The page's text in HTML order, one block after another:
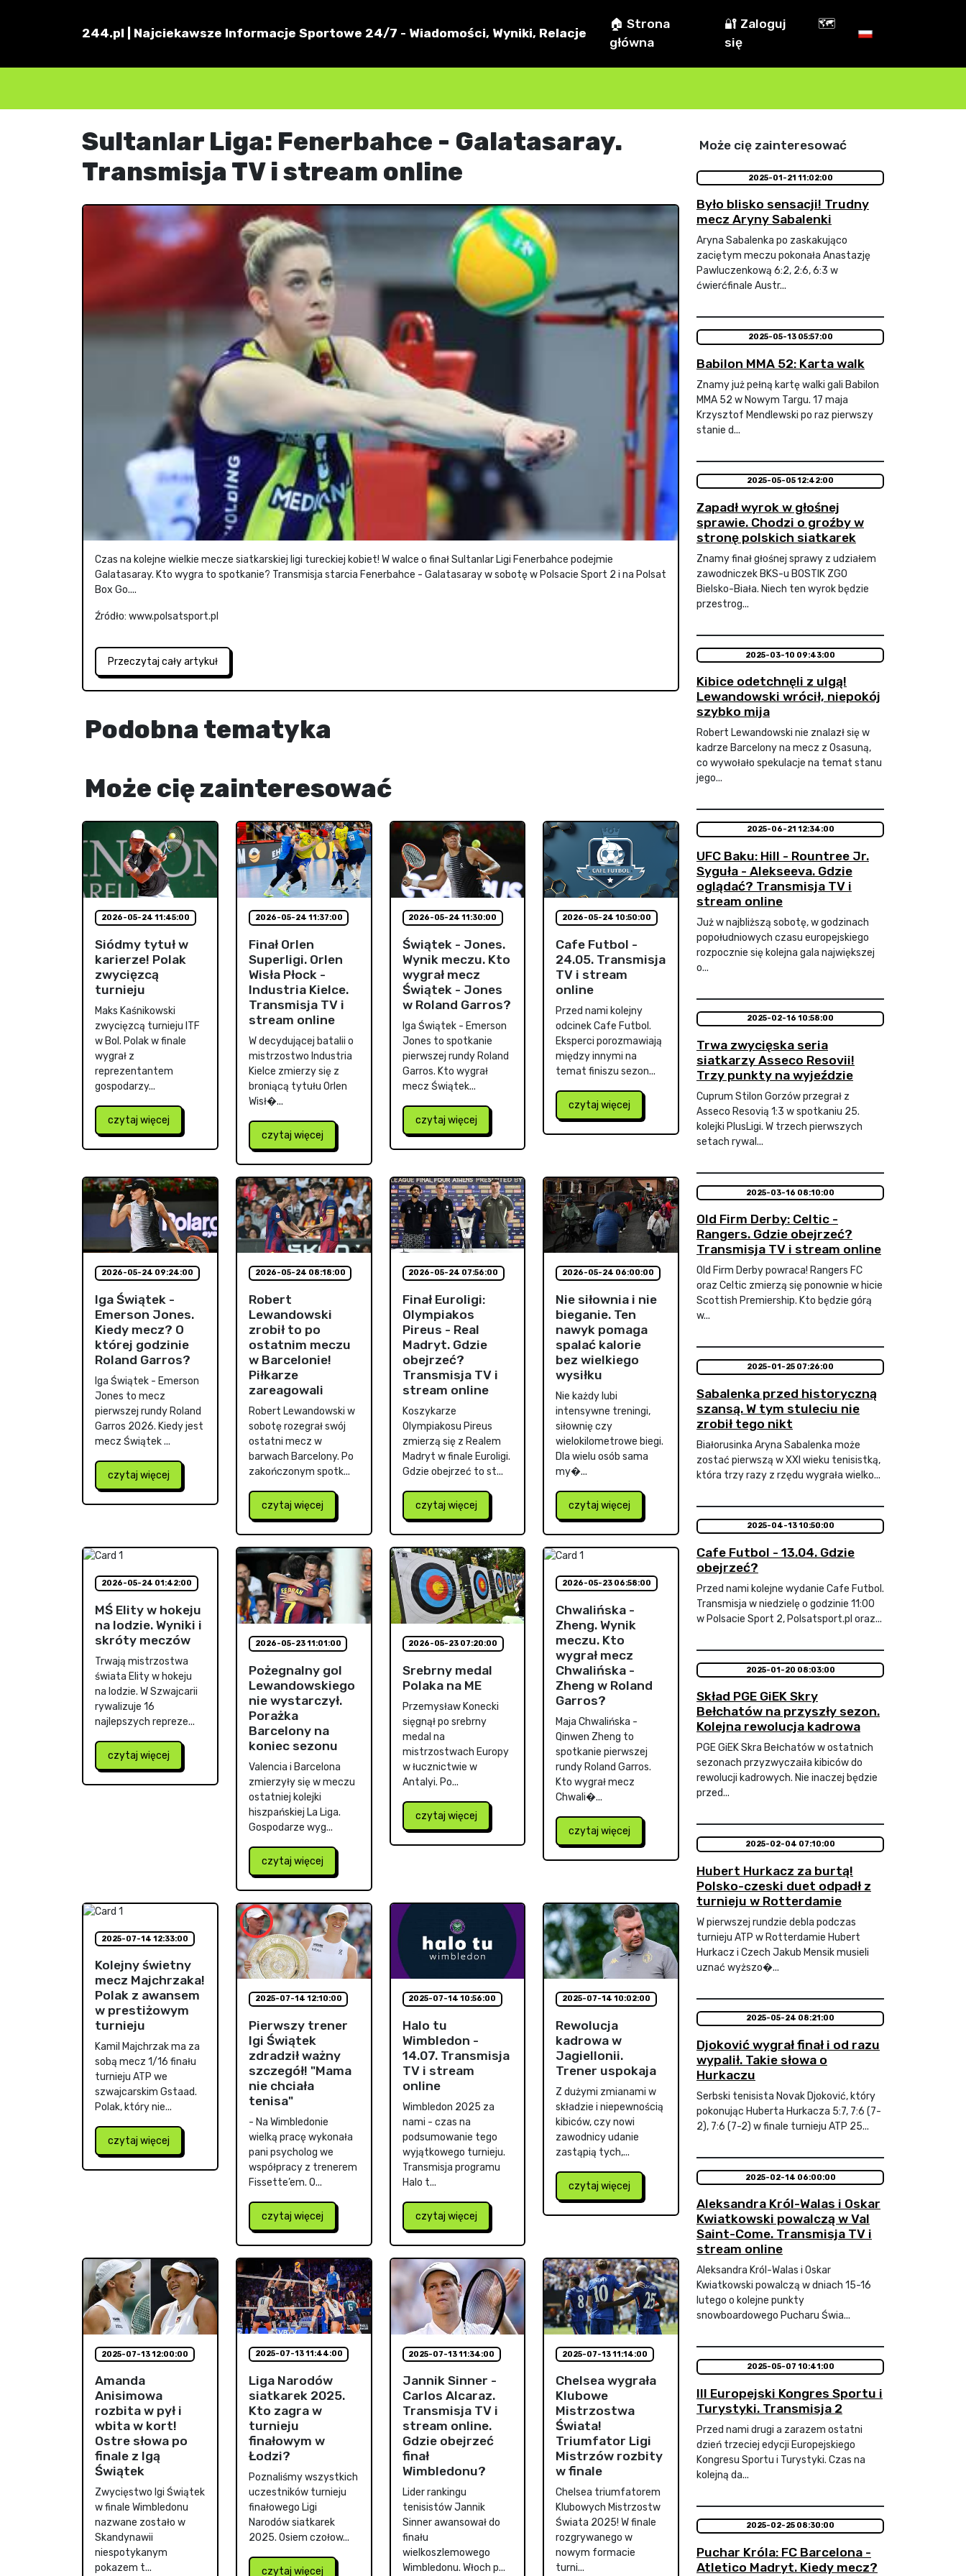
244.pl | Najciekawsze Informacje Sportowe 24/7 - Wiadomości, Wyniki, Relacje
🏠 Strona
główna
🔐 Zaloguj
się
🗺️
Sultanlar Liga: Fenerbahce - Galatasaray.
Transmisja TV i stream online
Czas na kolejne wielkie mecze siatkarskiej ligi tureckiej kobiet! W walce o finał Sultanlar Ligi Fenerbahce podejmie
Galatasaray. Kto wygra to spotkanie? Transmisja starcia Fenerbahce - Galatasaray w sobotę w Polsacie Sport 2 i na Polsat
Box Go....
Źródło: www.polsatsport.pl
Przeczytaj cały artykuł
Podobna tematyka
Może cię zainteresować
2026-05-24 11:45:00
Siódmy tytuł w
karierze! Polak
zwycięzcą
turnieju
Maks Kaśnikowski
zwycięzcą turnieju ITF
w Bol. Polak w finale
wygrał z
reprezentantem
gospodarzy...
czytaj więcej
2026-05-24 11:37:00
Finał Orlen
Superligi. Orlen
Wisła Płock -
Industria Kielce.
Transmisja TV i
stream online
W decydującej batalii o
mistrzostwo Industria
Kielce zmierzy się z
broniącą tytułu Orlen
Wisł�...
czytaj więcej
2026-05-24 11:30:00
Świątek - Jones.
Wynik meczu. Kto
wygrał mecz
Świątek - Jones
w Roland Garros?
Iga Świątek - Emerson
Jones to spotkanie
pierwszej rundy Roland
Garros. Kto wygrał
mecz Świątek...
czytaj więcej
2026-05-24 10:50:00
Cafe Futbol -
24.05. Transmisja
TV i stream
online
Przed nami kolejny
odcinek Cafe Futbol.
Eksperci porozmawiają
między innymi na
temat finiszu sezon...
czytaj więcej
2026-05-24 09:24:00
Iga Świątek -
Emerson Jones.
Kiedy mecz? O
której godzinie
Roland Garros?
Iga Świątek - Emerson
Jones to mecz
pierwszej rundy Roland
Garros 2026. Kiedy jest
mecz Świątek ...
czytaj więcej
2026-05-24 08:18:00
Robert
Lewandowski
zrobił to po
ostatnim meczu
w Barcelonie!
Piłkarze
zareagowali
Robert Lewandowski w
sobotę rozegrał swój
ostatni mecz w
barwach Barcelony. Po
zakończonym spotk...
czytaj więcej
2026-05-24 07:56:00
Finał Euroligi:
Olympiakos
Pireus - Real
Madryt. Gdzie
obejrzeć?
Transmisja TV i
stream online
Koszykarze
Olympiakosu Pireus
zmierzą się z Realem
Madryt w finale Euroligi.
Gdzie obejrzeć to st...
czytaj więcej
2026-05-24 06:00:00
Nie siłownia i nie
bieganie. Ten
nawyk pomaga
spalać kalorie
bez wielkiego
wysiłku
Nie każdy lubi
intensywne treningi,
siłownię czy
wielokilometrowe biegi.
Dla wielu osób sama
my�...
czytaj więcej
2026-05-24 01:42:00
MŚ Elity w hokeju
na lodzie. Wyniki i
skróty meczów
Trwają mistrzostwa
świata Elity w hokeju
na lodzie. W Szwajcarii
rywalizuje 16
najlepszych repreze...
czytaj więcej
2026-05-23 11:01:00
Pożegnalny gol
Lewandowskiego
nie wystarczył.
Porażka
Barcelony na
koniec sezonu
Valencia i Barcelona
zmierzyły się w meczu
ostatniej kolejki
hiszpańskiej La Liga.
Gospodarze wyg...
czytaj więcej
2026-05-23 07:20:00
Srebrny medal
Polaka na ME
Przemysław Konecki
sięgnął po srebrny
medal na
mistrzostwach Europy
w łucznictwie w
Antalyi. Po...
czytaj więcej
2026-05-23 06:58:00
Chwalińska -
Zheng. Wynik
meczu. Kto
wygrał mecz
Chwalińska -
Zheng w Roland
Garros?
Maja Chwalińska -
Qinwen Zheng to
spotkanie pierwszej
rundy Roland Garros.
Kto wygrał mecz
Chwali�...
czytaj więcej
2025-07-14 12:33:00
Kolejny świetny
mecz Majchrzaka!
Polak z awansem
w prestiżowym
turnieju
Kamil Majchrzak ma za
sobą mecz 1/16 finału
turnieju ATP we
szwajcarskim Gstaad.
Polak, który nie...
czytaj więcej
2025-07-14 12:10:00
Pierwszy trener
Igi Świątek
zdradził ważny
szczegół! "Mama
nie chciała
tenisa"
- Na Wimbledonie
wielką pracę wykonała
pani psycholog we
współpracy z trenerem
Fissette’em. O...
czytaj więcej
2025-07-14 10:56:00
Halo tu
Wimbledon -
14.07. Transmisja
TV i stream
online
Wimbledon 2025 za
nami - czas na
podsumowanie tego
wyjątkowego turnieju.
Transmisja programu
Halo t...
czytaj więcej
2025-07-14 10:02:00
Rewolucja
kadrowa w
Jagiellonii.
Trener uspokaja
Z dużymi zmianami w
składzie i niepewnością
kibiców, czy nowi
zawodnicy udanie
zastąpią tych,...
czytaj więcej
2025-07-13 12:00:00
Amanda
Anisimowa
rozbita w pył i
wbita w kort!
Ostre słowa po
finale z Igą
Świątek
Zwycięstwo Igi Świątek
w finale Wimbledonu
nazwane zostało w
Skandynawii
niespotykanym
pokazem t...
2025-07-13 11:44:00
Liga Narodów
siatkarek 2025.
Kto zagra w
turnieju
finałowym w
Łodzi?
Poznaliśmy wszystkich
uczestników turnieju
finałowego Ligi
Narodów siatkarek
2025. Osiem czołow...
czytaj więcej
2025-07-13 11:34:00
Jannik Sinner -
Carlos Alcaraz.
Transmisja TV i
stream online.
Gdzie obejrzeć
finał
Wimbledonu?
Lider rankingu
tenisistów Jannik
Sinner awansował do
finału
wielkoszlemowego
Wimbledonu. Włoch p...
2025-07-13 11:14:00
Chelsea wygrała
Klubowe
Mistrzostwa
Świata!
Triumfator Ligi
Mistrzów rozbity
w finale
Chelsea triumfatorem
Klubowych Mistrzostw
Świata 2025! W finale
rozgrywanego w
nowym formacie
turni...
Może cię zainteresować
2025-01-21 11:02:00
Było blisko sensacji! Trudny
mecz Aryny Sabalenki
Aryna Sabalenka po zaskakująco
zaciętym meczu pokonała Anastazję
Pawluczenkową 6:2, 2:6, 6:3 w
ćwierćfinale Austr...
2025-05-13 05:57:00
Babilon MMA 52: Karta walk
Znamy już pełną kartę walki gali Babilon
MMA 52 w Nowym Targu. 17 maja
Krzysztof Mendlewski po raz pierwszy
stanie d...
2025-05-05 12:42:00
Zapadł wyrok w głośnej
sprawie. Chodzi o groźby w
stronę polskich siatkarek
Znamy finał głośnej sprawy z udziałem
zawodniczek BKS-u BOSTIK ZGO
Bielsko-Biała. Niech ten wyrok będzie
przestrog...
2025-03-10 09:43:00
Kibice odetchnęli z ulgą!
Lewandowski wrócił, niepokój
szybko mija
Robert Lewandowski nie znalazł się w
kadrze Barcelony na mecz z Osasuną,
co wywołało spekulacje na temat stanu
jego...
2025-06-21 12:34:00
UFC Baku: Hill - Rountree Jr.
Syguła - Alekseeva. Gdzie
oglądać? Transmisja TV i
stream online
Już w najbliższą sobotę, w godzinach
popołudniowych czasu europejskiego
rozpocznie się kolejna gala największej
o...
2025-02-16 10:58:00
Trwa zwycięska seria
siatkarzy Asseco Resovii!
Trzy punkty na wyjeździe
Cuprum Stilon Gorzów przegrał z
Asseco Resovią 1:3 w spotkaniu 25.
kolejki PlusLigi. W trzech pierwszych
setach rywal...
2025-03-16 08:10:00
Old Firm Derby: Celtic -
Rangers. Gdzie obejrzeć?
Transmisja TV i stream online
Old Firm Derby powraca! Rangers FC
oraz Celtic zmierzą się ponownie w hicie
Scottish Premiership. Kto będzie górą
w...
2025-01-25 07:26:00
Sabalenka przed historyczną
szansą. W tym stuleciu nie
zrobił tego nikt
Białorusinka Aryna Sabalenka może
zostać pierwszą w XXI wieku tenisistką,
która trzy razy z rzędu wygrała wielko...
2025-04-13 10:50:00
Cafe Futbol - 13.04. Gdzie
obejrzeć?
Przed nami kolejne wydanie Cafe Futbol.
Transmisja w niedzielę o godzinie 11:00
w Polsacie Sport 2, Polsatsport.pl oraz...
2025-01-20 08:03:00
Skład PGE GiEK Skry
Bełchatów na przyszły sezon.
Kolejna rewolucja kadrowa
PGE GiEK Skra Bełchatów w ostatnich
sezonach przyzwyczaiła kibiców do
rewolucji kadrowych. Nie inaczej będzie
przed...
2025-02-04 07:10:00
Hubert Hurkacz za burtą!
Polsko-czeski duet odpadł z
turnieju w Rotterdamie
W pierwszej rundzie debla podczas
turnieju ATP w Rotterdamie Hubert
Hurkacz i Czech Jakub Mensik musieli
uznać wyższo�...
2025-05-24 08:21:00
Djoković wygrał finał i od razu
wypalił. Takie słowa o
Hurkaczu
Serbski tenisista Novak Djoković, który
pokonując Huberta Hurkacza 5:7, 7:6 (7-
2), 7:6 (7-2) w finale turnieju ATP 25...
2025-02-14 06:00:00
Aleksandra Król-Walas i Oskar
Kwiatkowski powalczą w Val
Saint-Come. Transmisja TV i
stream online
Aleksandra Król-Walas i Oskar
Kwiatkowski powalczą w dniach 15-16
lutego o kolejne punkty
snowboardowego Pucharu Świa...
2025-05-07 10:41:00
III Europejski Kongres Sportu i
Turystyki. Transmisja 2
Przed nami drugi a zarazem ostatni
dzień trzeciej edycji Europejskiego
Kongresu Sportu i Turystyki. Czas na
kolejną da...
2025-02-25 08:30:00
Puchar Króla: FC Barcelona -
Atletico Madryt. Kiedy mecz?